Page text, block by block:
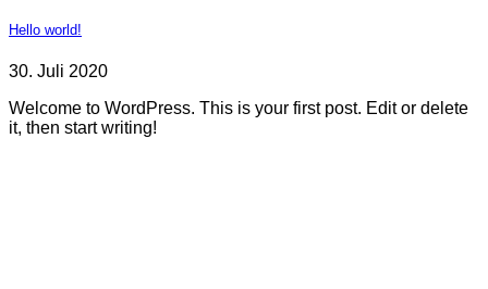
Hello world!
30. Juli 2020
Welcome to WordPress. This is your first post. Edit or delete
it, then start writing!